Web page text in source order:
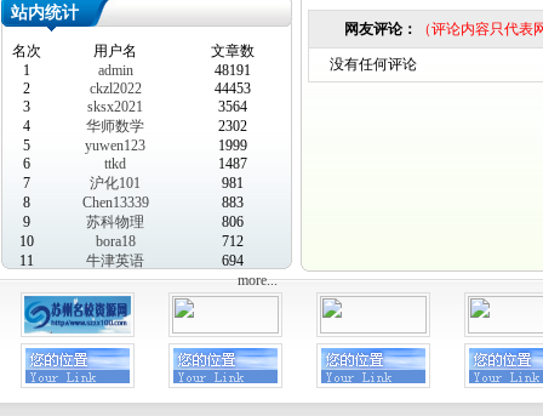
站内统计
名次 用户名
文章数
1
admin
48191
2
ckzl2022
44453
3
sksx2021
3564
4
华师数学
2302
5
yuwen123
1999
6
ttkd
1487
7
沪化101
981
8
Chen13339
883
9
苏科物理
806
10
bora18
712
11
牛津英语
694
more...
网友评论： （评论内容只代
没有任何评论